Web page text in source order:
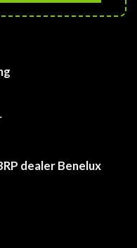
dealer Benelux